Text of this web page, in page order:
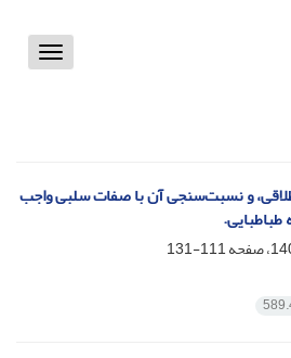
Toggle
و نسبت‌سنجی آن با صفات سلبی واجب
طباطبایی.
111-131